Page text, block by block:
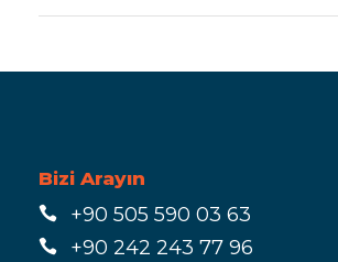
Bizi Arayın
+90 505 590 03 63
+90 242 243 77 96